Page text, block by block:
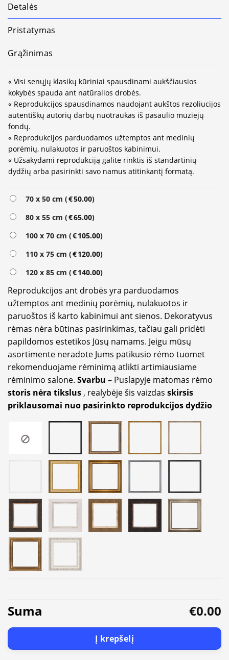
Detalės
Pristatymas
Grąžinimas
« Visi senųjų klasikų kūriniai spausdinami aukščiausios
kokybės spauda ant natūralios drobės.
« Reprodukcijos spausdinamos naudojant aukštos rezoliucijos
autentiškų autorių darbų nuotraukas iš pasaulio muziejų
fondų.
« Reprodukcijos parduodamos užtemptos ant medinių
porėmių, nulakuotos ir paruoštos kabinimui.
« Užsakydami reprodukciją galite rinktis iš standartinių
dydžių arba pasirinkti savo namus atitinkantį formatą.
70 x 50 cm (€50.00)
80 x 55 cm (€65.00)
100 x 70 cm (€105.00)
110 x 75 cm (€120.00)
120 x 85 cm (€140.00)
Reprodukcijos ant drobės yra parduodamos
užtemptos ant medinių porėmių, nulakuotos ir
paruoštos iš karto kabinimui ant sienos. Dekoratyvus
rėmas nėra būtinas pasirinkimas, tačiau gali pridėti
papildomos estetikos Jūsų namams. Jeigu mūsų
asortimente neradote Jums patikusio rėmo tuomet
rekomenduojame rėminimą atlikti artimiausiame
rėminimo salone. Svarbu – Puslapyje matomas rėmo
storis nėra tikslus , realybėje šis vaizdas skirsis
priklausomai nuo pasirinkto reprodukcijos dydžio
Suma €0.00
Į krepšelį
Alternative: